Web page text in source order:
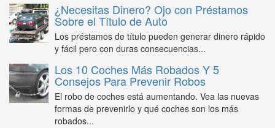
¿Necesitas Dinero? Ojo con Préstamos
Sobre el Título de Auto
Los préstamos de título pueden generar dinero rápido
y fácil pero con duras consecuencias...
Los 10 Coches Más Robados Y 5
Consejos Para Prevenir Robos
El robo de coches está aumentando. Vea las nuevas
formas de prevenirlo y qué coches son los más
robados...